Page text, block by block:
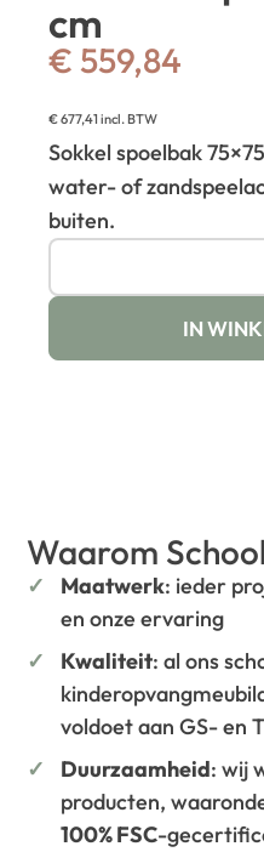
cm
€ 559,84
€677,41 incl. BTW
Sokkel spoelbak
water- of
buiten.
IN
Waarom
Maatwerk: ieder
en onze ervaring
Kwaliteit: al ons
voldoet aan GS- en
Duurzaamheid: wij
producten,
100% FSC-